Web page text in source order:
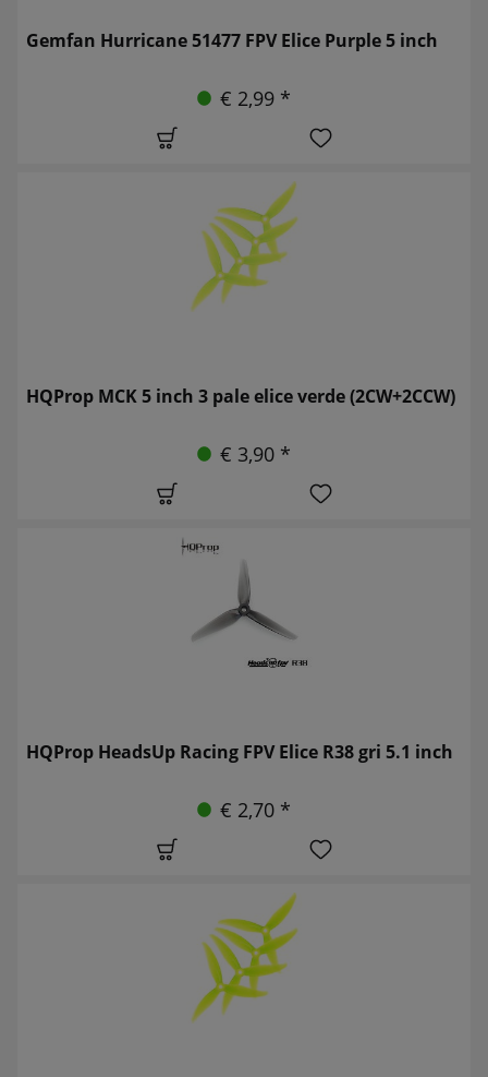
Gemfan Hurricane 51477 FPV Elice Purple 5 inch
€ 2,99 *
HQProp MCK 5 inch 3 pale elice verde (2CW+2CCW)
€ 3,90 *
HQProp HeadsUp Racing FPV Elice R38 gri 5.1 inch
€ 2,70 *